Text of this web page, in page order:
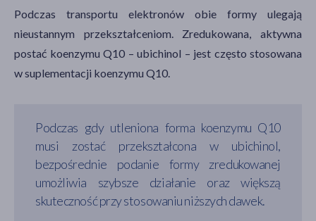
Podczas transportu elektronów obie formy ulegają
nieustannym przekształceniom. Zredukowana, aktywna
postać koenzymu Q10 – ubichinol – jest często stosowana
w suplementacji koenzymu Q10.
Podczas gdy utleniona forma koenzymu Q10
musi zostać przekształcona w ubichinol,
bezpośrednie podanie formy zredukowanej
umożliwia szybsze działanie oraz większą
skuteczność przy stosowaniu niższych dawek.